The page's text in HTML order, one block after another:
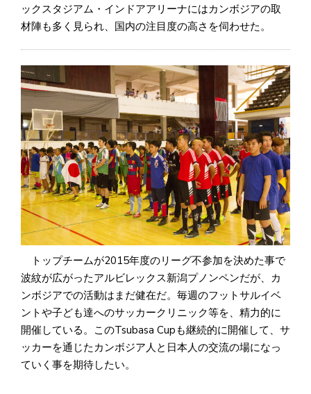
ックスタジアム・インドアアリーナにはカンボジアの取
材陣も多く見られ、国内の注目度の高さを伺わせた。
トップチームが2015年度のリーグ不参加を決めた事で
波紋が広がったアルビレックス新潟プノンペンだが、カ
ンボジアでの活動はまだ健在だ。毎週のフットサルイベ
ントや子ども達へのサッカークリニック等を、精力的に
開催している。このTsubasa Cupも継続的に開催して、サ
ッカーを通じたカンボジア人と日本人の交流の場になっ
ていく事を期待したい。